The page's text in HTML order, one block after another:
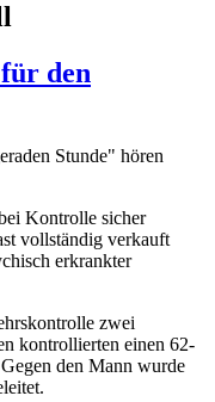
den
Stunde" hören
Kontrolle sicher
vollständig verkauft
erkrankter
zwei
kontrollierten einen 62-
den Mann wurde